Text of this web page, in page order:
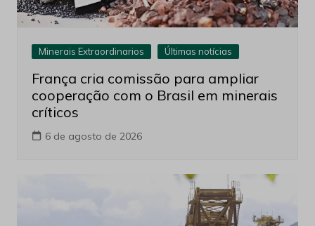
Minerais Extraordinarios Últimas notícias
França cria comissão para ampliar
cooperação com o Brasil em minerais
críticos
6 de agosto de 2026